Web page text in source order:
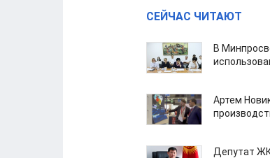
СЕЙЧАС ЧИТАЮТ
В
Артем
Депутат